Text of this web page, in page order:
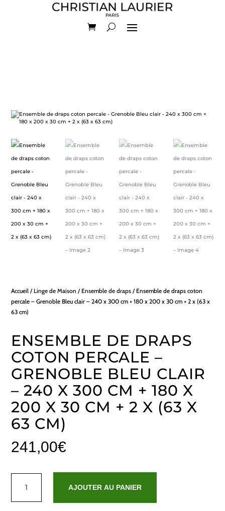
Accueil / Linge de Maison / Ensemble de draps / Ensemble de draps coton
percale – Grenoble Bleu clair – 240 x 300 cm + 180 x 200 x 30 cm + 2 x (63 x
63 cm)
ENSEMBLE DE DRAPS
COTON PERCALE –
GRENOBLE BLEU CLAIR
– 240 X 300 CM + 180 X
200 X 30 CM + 2 X (63 X
63 CM)
241,00€
Ensemble
AJOUTER AU PANIER